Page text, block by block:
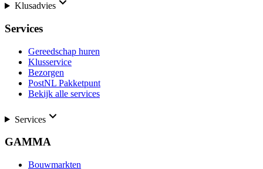
Klusadvies
Services
Gereedschap huren
Klusservice
Bezorgen
PostNL Pakketpunt
Bekijk alle services
Services
GAMMA
Bouwmarkten